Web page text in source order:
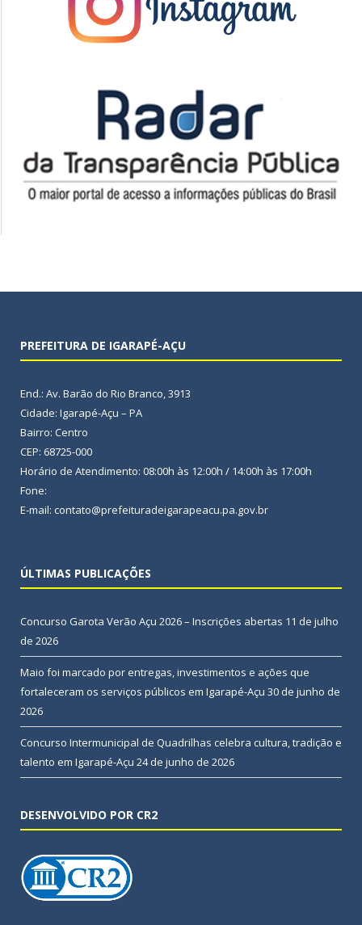
PREFEITURA DE IGARAPÉ-AÇU
End.: Av. Barão do Rio Branco, 3913
Cidade: Igarapé-Açu – PA
Bairro: Centro
CEP: 68725-000
Horário de Atendimento: 08:00h às 12:00h / 14:00h às 17:00h
Fone:
E-mail: contato@prefeituradeigarapeacu.pa.gov.br
ÚLTIMAS PUBLICAÇÕES
Concurso Garota Verão Açu 2026 – Inscrições abertas 11 de julho
de 2026
Maio foi marcado por entregas, investimentos e ações que
fortaleceram os serviços públicos em Igarapé-Açu 30 de junho de
2026
Concurso Intermunicipal de Quadrilhas celebra cultura, tradição e
talento em Igarapé-Açu 24 de junho de 2026
DESENVOLVIDO POR CR2